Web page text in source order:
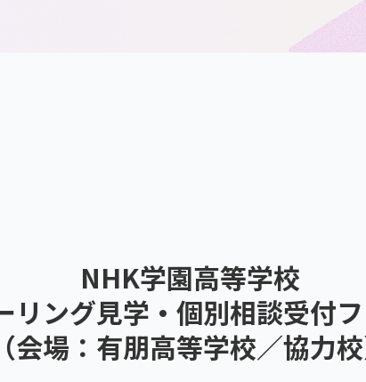
NHK学園高等学校
リング見学・個別相談受付
（会場：有朋高等学校／協力校